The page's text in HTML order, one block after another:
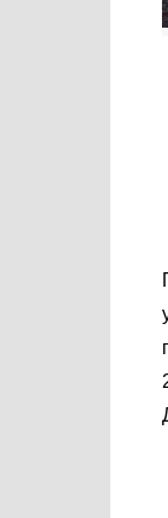
После взрыва,